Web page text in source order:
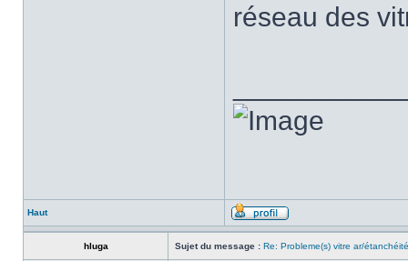
réseau des
Haut
hluga Sujet du message : Re: Probleme(s) vitre ar/